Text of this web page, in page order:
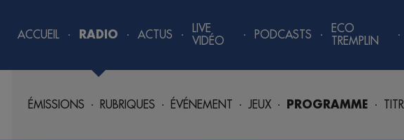
ACCUEIL RADIO
ÉMISSIONS RUBRIQUES ÉVÉNEMENT JEUX PROGRAMME
ACTUS
LIVE
VIDÉO
PODCASTS
ECO
TREMPLIN